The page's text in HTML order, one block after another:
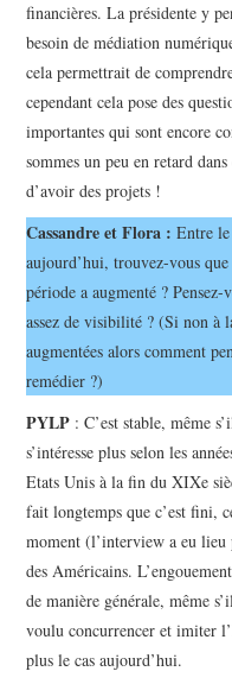
financières. La présidente y
besoin de médiation
cela permettrait de
cependant cela pose des
importantes qui sont encore
sommes un peu en retard
d’avoir des projets !
Cassandre et Flora : Entre
aujourd’hui, trouvez-vous
période a augmenté ?
assez de visibilité ? (Si non à
augmentées alors comment
remédier ?)
PYLP : C’est stable, même
s’intéresse plus selon les
Etats Unis à la fin du XIXe
fait longtemps que c’est fini,
moment (l’interview a eu
des Américains.
de manière générale, même
voulu concurrencer et imiter
plus le cas aujourd’hui.